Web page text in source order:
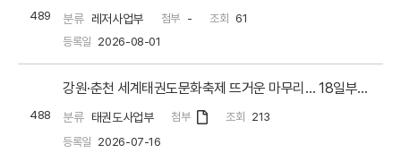
489 분류 레저사업부 첨부 - 조회
61
등록일 2026-08-01
488 분류 태권도사업부
강원·춘천 세계태권도문화축제 뜨거운 마무리… 18일부터 코리아오픈으로 이어가
첨부 조회
213
등록일 2026-07-16